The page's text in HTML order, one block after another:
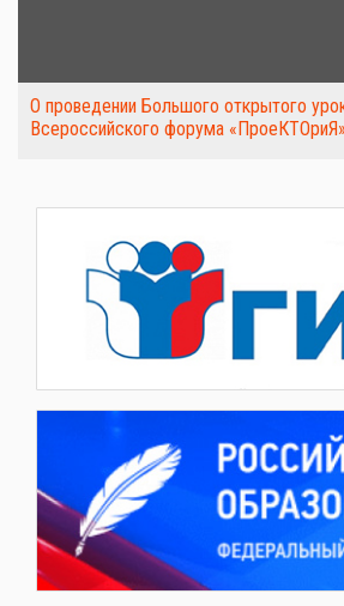
О проведении Большого открытого
Всероссийского форума «ПроеКТОриЯ»